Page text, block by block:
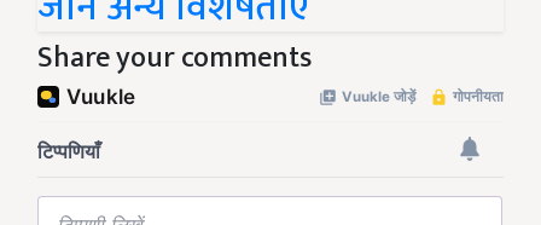
Share your comments